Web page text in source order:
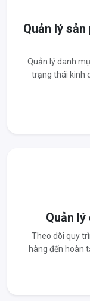
Quản lý
Quản lý danh
trạng thái kinh
Quản
Theo dõi quy
hàng đến hoàn